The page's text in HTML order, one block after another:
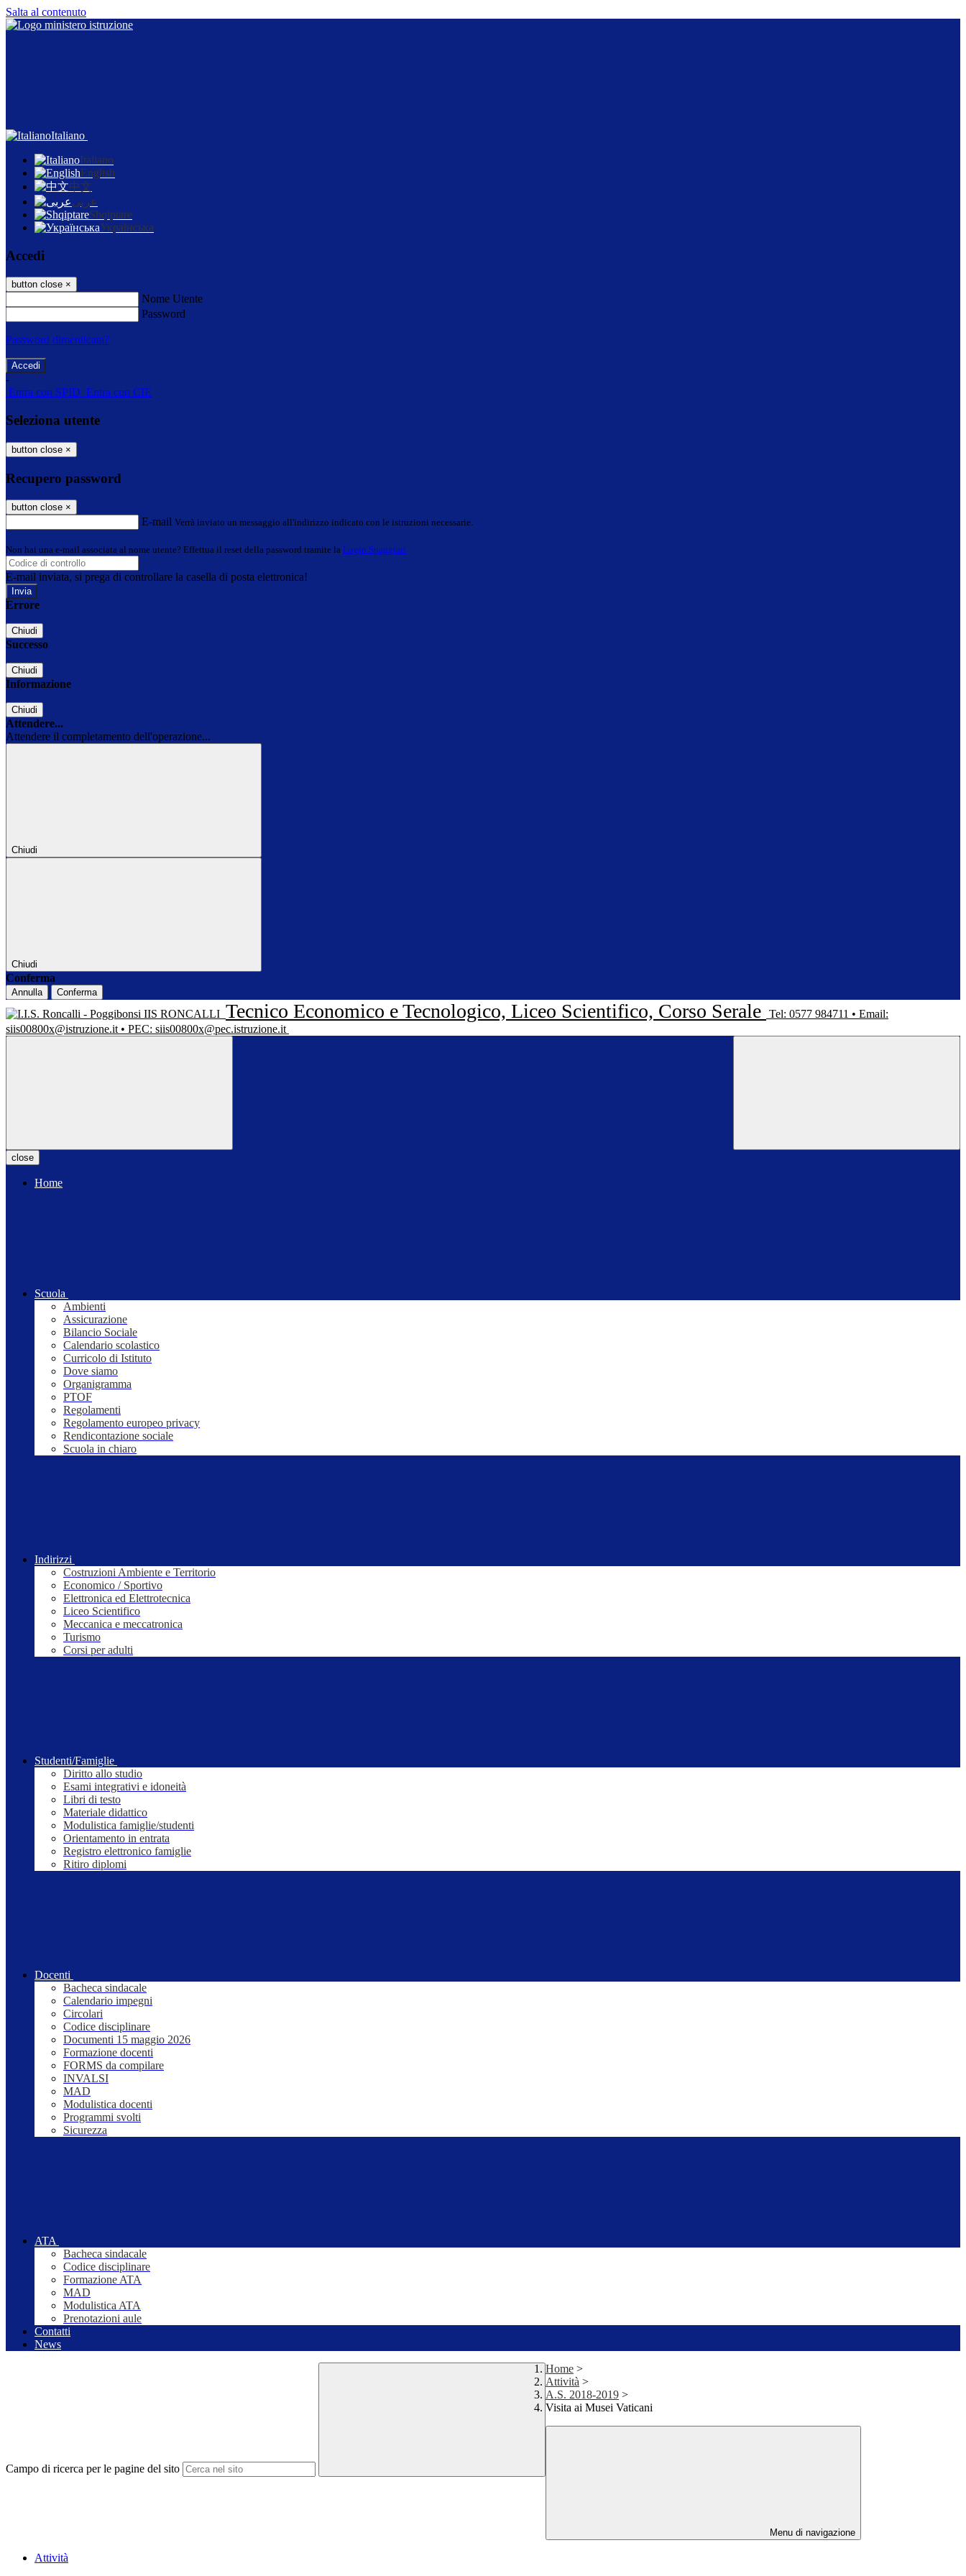
Salta al contenuto
Italiano
Italiano
English
中文
عربى
Shqiptare
Українська
Accedi
button close ×
Nome Utente
Password
Password dimenticata?
-
Entra con SPID Entra con CIE
Seleziona utente
button close ×
Recupero password
button close ×
E-mail Verrà inviato un messaggio all'indirizzo indicato con le istruzioni necessarie.
Non hai una e-mail associata al nome utente? Effettua il reset della password tramite la Login Spaggiari
E-mail inviata, si prega di controllare la casella di posta elettronica!
Errore
Chiudi
Successo
Chiudi
Informazione
Chiudi
Attendere...
Attendere il completamento dell'operazione...
Chiudi
Chiudi
Conferma
Annulla Conferma
IIS RONCALLI Tecnico Economico e Tecnologico, Liceo Scientifico, Corso Serale
Tel: 0577 984711 • Email:
siis00800x@istruzione.it • PEC: siis00800x@pec.istruzione.it
close
Home
Scuola
Ambienti
Assicurazione
Bilancio Sociale
Calendario scolastico
Curricolo di Istituto
Dove siamo
Organigramma
PTOF
Regolamenti
Regolamento europeo privacy
Rendicontazione sociale
Scuola in chiaro
Indirizzi
Costruzioni Ambiente e Territorio
Economico / Sportivo
Elettronica ed Elettrotecnica
Liceo Scientifico
Meccanica e meccatronica
Turismo
Corsi per adulti
Studenti/Famiglie
Diritto allo studio
Esami integrativi e idoneità
Libri di testo
Materiale didattico
Modulistica famiglie/studenti
Orientamento in entrata
Registro elettronico famiglie
Ritiro diplomi
Docenti
Bacheca sindacale
Calendario impegni
Circolari
Codice disciplinare
Documenti 15 maggio 2026
Formazione docenti
FORMS da compilare
INVALSI
MAD
Modulistica docenti
Programmi svolti
Sicurezza
ATA
Bacheca sindacale
Codice disciplinare
Formazione ATA
MAD
Modulistica ATA
Prenotazioni aule
Contatti
News
Campo di ricerca per le pagine del sito
Home >
Attività >
A.S. 2018-2019 >
Visita ai Musei Vaticani
Menu di navigazione
Attività